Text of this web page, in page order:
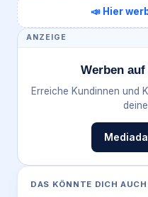
📣 Hier
ANZEIGE
Werben
Erreiche Kundinnen und
DAS KÖNNTE DICH AUCH